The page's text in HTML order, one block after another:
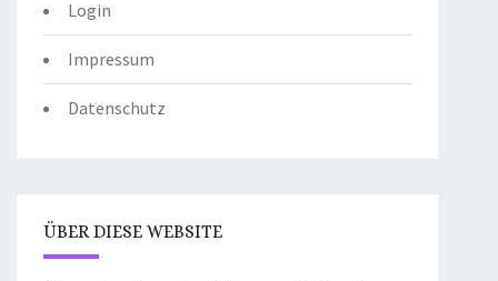
Login
Impressum
Datenschutz
ÜBER DIESE WEBSITE